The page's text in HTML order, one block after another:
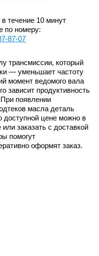
течение 10 минут
по номеру:
87-07
трансмиссии, который
— уменьшает частоту
момент ведомого вала
зависит продуктивность
При появлении
масла деталь
доступной цене можно в
заказать с доставкой
помогут
оформят заказ.